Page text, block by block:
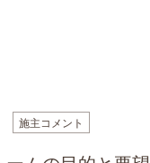
施主コメント